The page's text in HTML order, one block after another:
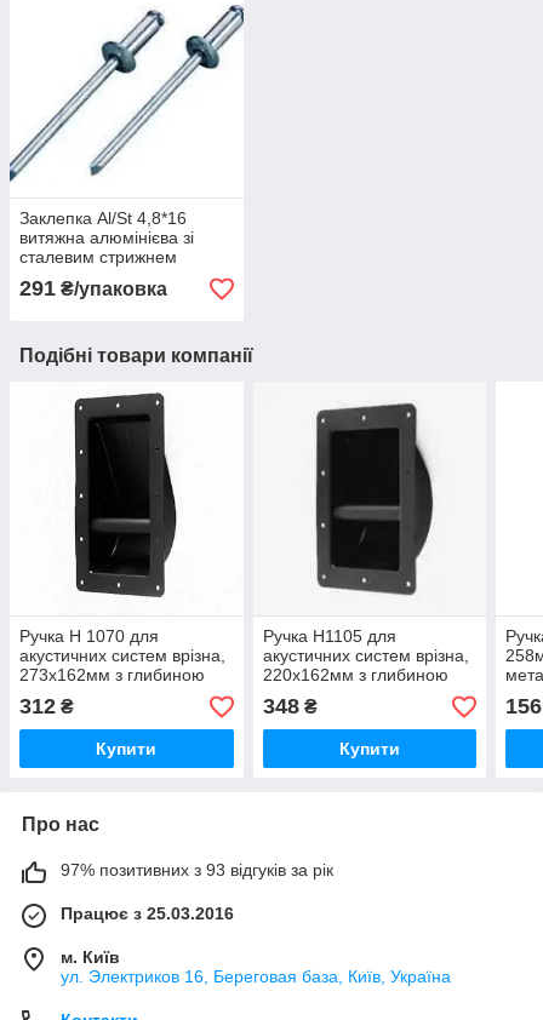
Заклепка Al/St 4,8*16
витяжна алюмінієва зі
сталевим стрижнем
291 ₴/упаковка
Подібні товари компанії
Ручка H 1070 для
акустичних систем врізна,
273х162мм з глибиною
63мм. Сталевий стрижень
круглий. Сталь 0,9 мм
312 ₴
Купити
Ручка H1105 для
акустичних систем врізна,
220х162мм з глибиною
63мм. Сталевий стрижень
круглий. Сталь 0,9 мм
348₴
Купити
156
Про нас
97% позитивних з 93 відгуків за рік
Працює з 25.03.2016
м. Київ
ул. Электриков 16, Береговая база, Київ, Україна